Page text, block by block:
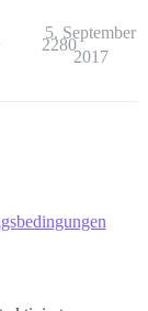
2280
5. September
2017